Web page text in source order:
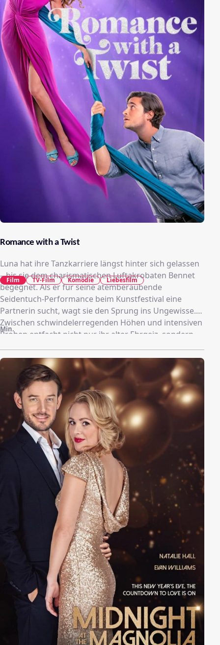
Romance with a Twist
Luna hat ihre Tanzkarriere längst hinter sich gelassen
– bis sie dem charismatischen Luftakrobaten Bennet
begegnet. Als er für seine atemberaubende
Seidentuch-Performance beim Kunstfestival eine
Partnerin sucht, wagt sie den Sprung ins Ungewisse.
Zwischen schwindelerregenden Höhen und intensiven
Proben entfacht nicht nur ihr alter Ehrgeiz, sondern
Fallen zu tun hat. Doch kann Luna ihre Zweifel
überwinden und mit Bennet gemeinsam die Bühne
erobern?
Min.
Film TV-Film Komödie Liebesfilm